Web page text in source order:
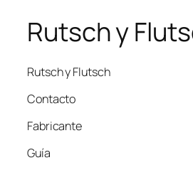
Rutsch y
Rutsch y Flutsch
Contacto
Fabricante
Guía